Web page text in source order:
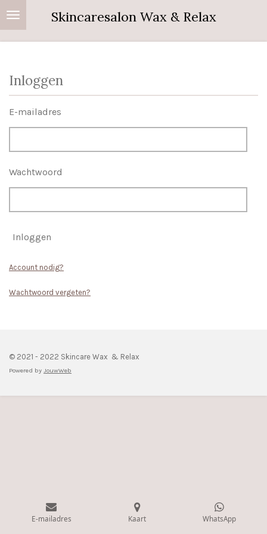
Ga
direct
hoofdinhoud
Skincaresalon Wax & Relax
Inloggen
E-mailadres
Wachtwoord
Inloggen
Account nodig?
Wachtwoord vergeten?
© 2021 - 2022 Skincare Wax & Relax
Powered by JouwWeb
E-mailadres Kaart WhatsApp